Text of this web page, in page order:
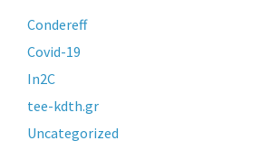
Condereff
Covid-19
In2C
tee-kdth.gr
Uncategorized